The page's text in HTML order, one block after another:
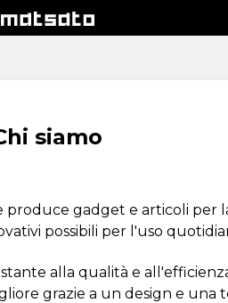
siamo
gadget e articoli per
possibili per l'uso
alla qualità e
grazie a un design e una